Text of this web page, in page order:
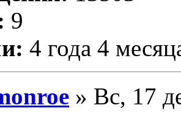
9
4 года 4
» Вс, 17